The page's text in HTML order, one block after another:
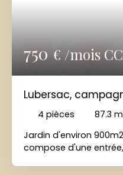
750€ /mois CC
Lubersac,
4 pièces 87.3
Jardin d'environ
compose d'une